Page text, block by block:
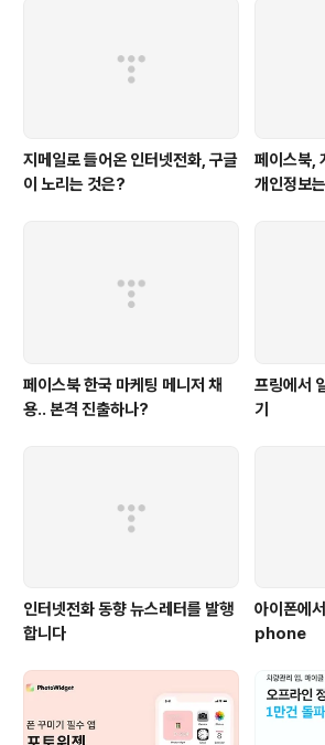
요금 및 다른 사람..
지메일로 들어온 인터넷전화, 구글
이 노리는 것은?
페이스북,
개인정보
페이스북 한국 마케팅 메니저 채
용.. 본격 진출하나?
프링에서
기
인터넷전화 동향 뉴스레터를 발행
합니다
아이폰에
phone